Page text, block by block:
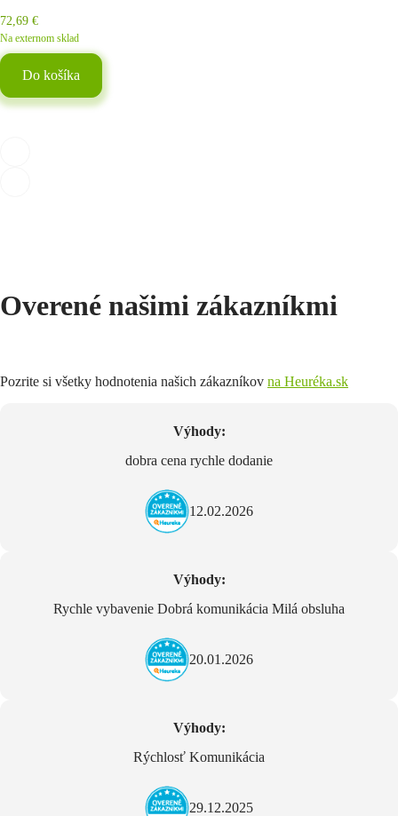
72,69 €
Na externom sklad
Do košíka
Overené našimi zákazníkmi
Pozrite si všetky hodnotenia našich zákazníkov na Heuréka.sk
Výhody:
dobra cena rychle dodanie
12.02.2026
Výhody:
Rychle vybavenie Dobrá komunikácia Milá obsluha
20.01.2026
Výhody:
Rýchlosť Komunikácia
29.12.2025